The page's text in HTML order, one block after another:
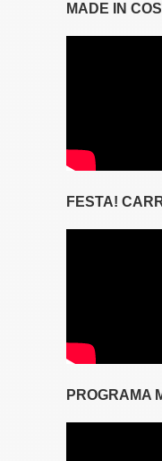
MADE IN
FESTA!
PROGRAMA